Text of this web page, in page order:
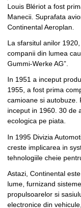
Louis Blériot a fost
Manecii. Suprafata
Continental Aeroplan.
La sfarsitul anilor
companii din lumea
Gummi-Werke AG”.
In 1951 a inceput
1955, a fost prima
camioane si autobuze.
inceput in 1960. 30 de
ecologica pe piata.
In 1995 Divizia
creste implicarea in
tehnologiile cheie
Astazi, Continental
lume, furnizand
propulsoarelor si
electronice din